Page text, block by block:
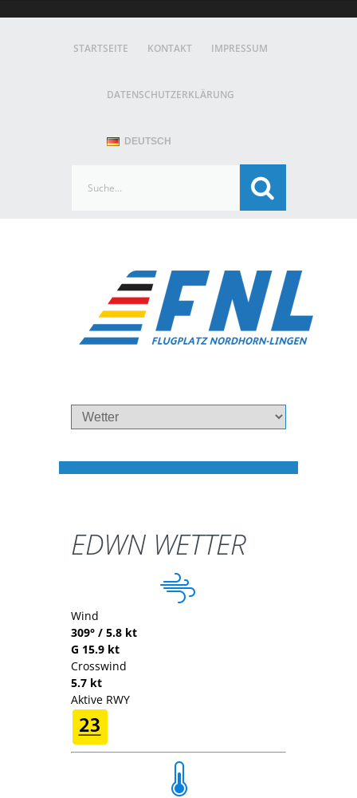
STARTSEITE KONTAKT IMPRESSUM
DATENSCHUTZERKLÄRUNG
DEUTSCH
EDWN WETTER
Wind
309° / 5.8 kt
G 15.9 kt
Crosswind
5.7 kt
Aktive RWY